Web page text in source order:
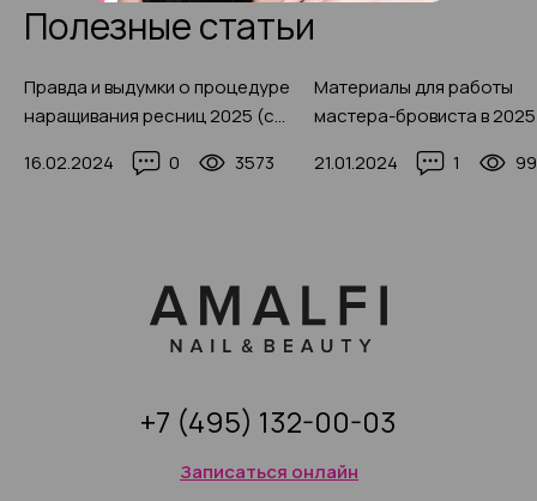
Полезные статьи
Правда и выдумки о процедуре
наращивания ресниц 2025 (с
16.02.2024 0 3573
Материалы для работы
мастера-бровиста в
21.01.2024 1
Записаться онлайн
+7 (495) 132-00-03